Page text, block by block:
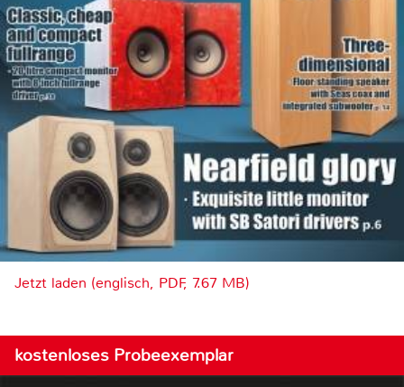
Jetzt laden (englisch, PDF, 7.67 MB)
kostenloses Probeexemplar